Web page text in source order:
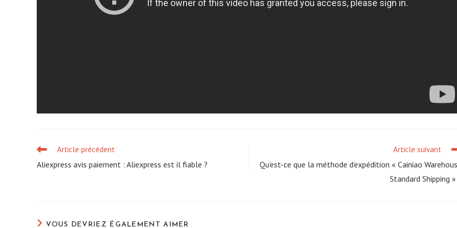
Read
articles
Article précédent
Aliexpress avis paiement : Aliexpress est il fiable ?
Article suivant
Qu’est-ce que la méthode d’expédition « Cainiao
Standard Shipping »
VOUS DEVRIEZ ÉGALEMENT AIMER